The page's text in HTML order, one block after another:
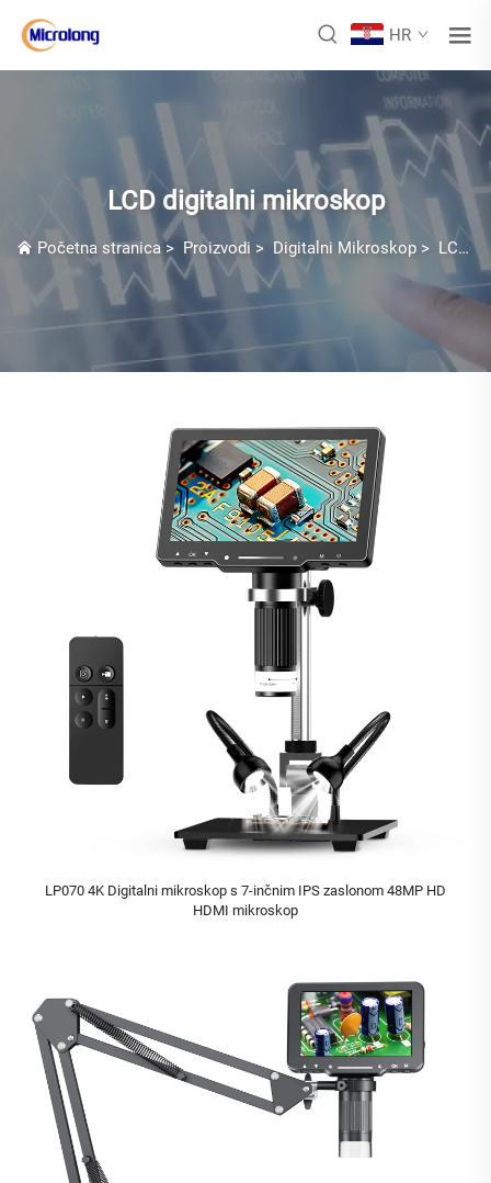
HR
LCD digitalni mikroskop
Početna stranica > Proizvodi > Digitalni Mikroskop > LCD digitalni mikroskop
LP070 4K Digitalni mikroskop s 7-inčnim IPS zaslonom 48MP HD
HDMI mikroskop